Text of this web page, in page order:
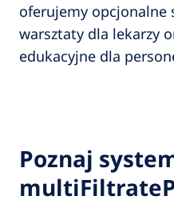
oferujemy opcjonalne
warsztaty dla lekarzy
edukacyjne dla
Poznaj